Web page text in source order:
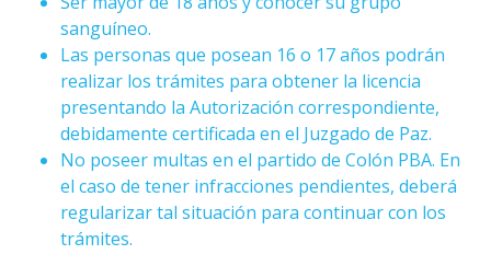
sanguíneo.
Las personas que posean 16 o 17 años podrán
realizar los trámites para obtener la licencia
presentando la Autorización correspondiente,
debidamente certificada en el Juzgado de Paz.
No poseer multas en el partido de Colón PBA. En
el caso de tener infracciones pendientes, deberá
regularizar tal situación para continuar con los
trámites.